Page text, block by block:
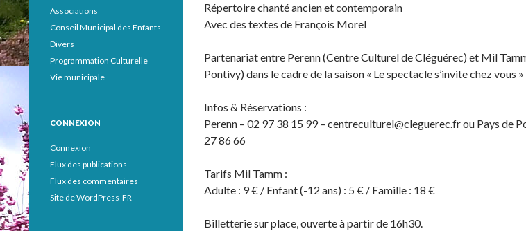
Répertoire chanté ancien et contemporain
Avec des textes de François Morel
Partenariat entre Perenn (Centre Culturel de Cléguérec) et Mil
Pontivy) dans le cadre de la saison « Le spectacle s’invite chez vous
Infos & Réservations :
Perenn – 02 97 38 15 99 – centreculturel@cleguerec.fr ou Pays de
27 86 66
Tarifs Mil Tamm :
Adulte : 9 € / Enfant (-12 ans) : 5 € / Famille : 18 €
Billetterie sur place, ouverte à partir de 16h30.
Associations
Conseil Municipal des Enfants
Divers
Programmation Culturelle
Vie municipale
CONNEXION
Connexion
Flux des publications
Flux des commentaires
Site de WordPress-FR